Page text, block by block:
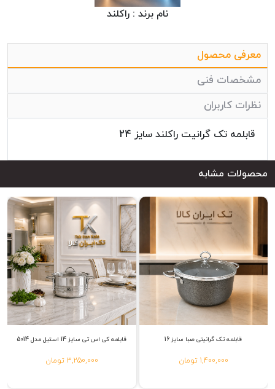
نام برند : راکلند
معرفی محصول
مشخصات فنی
نظرات کاربران
قابلمه تک گرانیت راکلند سایز 24
محصولات مشابه
قابلمه کی اس تی سایز 14 استیل مدل 5014
3,250,000 تومان
قابلمه تک گرانیتی صبا سایز 16
1,400,000 تومان